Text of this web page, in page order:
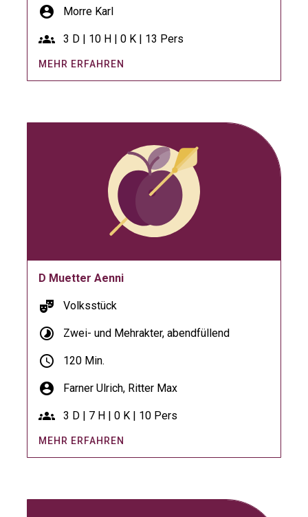
account_circle Morre Karl
groups 3 D | 10 H | 0 K | 13 Pers
MEHR ERFAHREN
D Muetter Aenni
theater_comedy Volksstück
timelapse Zwei- und Mehrakter, abendfüllend
schedule 120 Min.
account_circle Farner Ulrich,Ritter Max
groups 3 D | 7 H | 0 K | 10 Pers
MEHR ERFAHREN